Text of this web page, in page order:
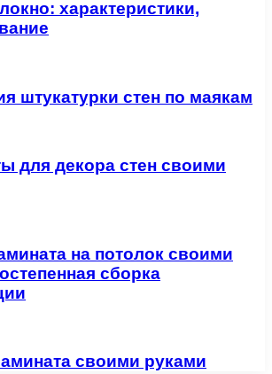
характеристики,
штукатурки стен по маякам
для декора стен своими
на потолок своими
сборка
своими руками